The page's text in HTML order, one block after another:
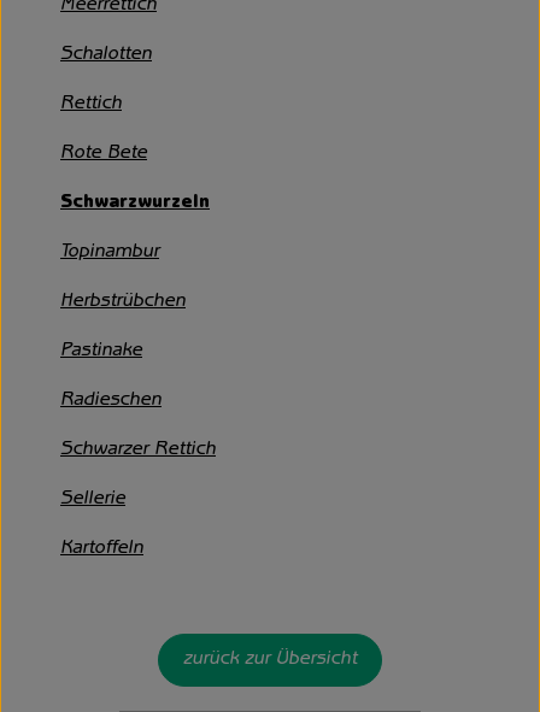
Unsere Hofkiste
Über uns
Neues vom Hof
Meerrettich
Schalotten
Rettich
Rote Bete
Schwarzwurzeln
Topinambur
Herbstrübchen
Pastinake
Radieschen
Schwarzer Rettich
Sellerie
Kartoffeln
zurück zur Übersicht